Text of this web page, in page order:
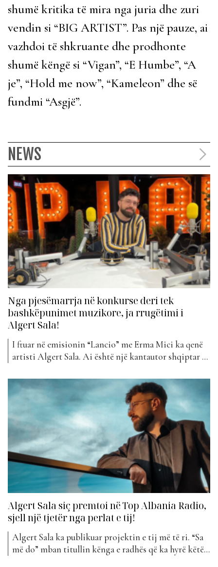
shumë kritika të mira nga juria dhe zuri
vendin si “BIG ARTIST”. Pas një pauze, ai
vazhdoi të shkruante dhe prodhonte
shumë këngë si “Vigan”, “E Humbe”, “A
je”, “Hold me now”, “Kameleon” dhe së
fundmi “Asgjë”.
NEWS
Nga pjesëmarrja në konkurse deri tek
bashkëpunimet muzikore, ja rrugëtimi i
Algert Sala!
I ftuar në emisionin “Lancio” me Erma Mici ka qenë
artisti Algert Sala. Ai është një kantautor shqiptar i
muzikë në konservatorin e qytetit të Vlorës ku mori
diplomën e shkollës së mesme për kanto. Algerti
filloi hapat e tij në...
Algert Sala siç premtoi në Top Albania Radio,
sjell një tjetër nga perlat e tij!
Algert Sala ka publikuar projektin e tij më të ri. “Sa
më do” mban titullin kënga e radhës që ka hyrë këtë